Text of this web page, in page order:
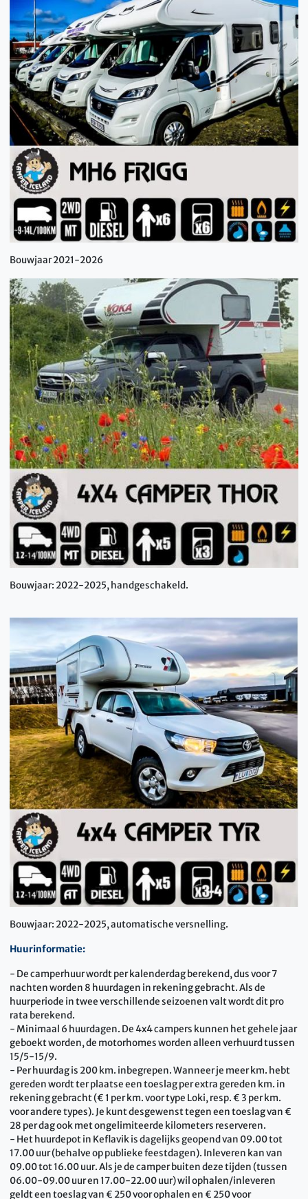
Bouwjaar 2021-2026
Bouwjaar: 2022-2025, handgeschakeld.
Bouwjaar: 2022-2025, automatische versnelling.
Huurinformatie:
- De camperhuur wordt per kalenderdag berekend, dus voor 7
nachten worden 8 huurdagen in rekening gebracht. Als de
huurperiode in twee verschillende seizoenen valt wordt dit pro
rata berekend.
- Minimaal 6 huurdagen. De 4x4 campers kunnen het gehele jaar
geboekt worden, de motorhomes worden alleen verhuurd tussen
15/5-15/9.
- Per huurdag is 200 km. inbegrepen. Wanneer je meer km. hebt
gereden wordt ter plaatse een toeslag per extra gereden km. in
rekening gebracht (€ 1 per km. voor type Loki, resp. € 3 per km.
voor andere types). Je kunt desgewenst tegen een toeslag van €
28 per dag ook met ongelimiteerde kilometers reserveren.
- Het huurdepot in Keflavik is dagelijks geopend van 09.00 tot
17.00 uur (behalve op publieke feestdagen). Inleveren kan van
09.00 tot 16.00 uur. Als je de camper buiten deze tijden (tussen
06.00-09.00 uur en 17.00-22.00 uur) wil ophalen/inleveren
geldt een toeslag van € 250 voor ophalen en € 250 voor